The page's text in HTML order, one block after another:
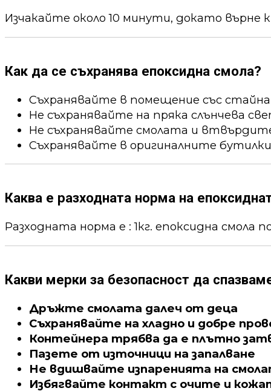
Изчакайте около 10 минути, докато върне
Как да се съхранява епоксидна смола?
Съхранявайте в помещение със
Не съхранявайте на пряка слънчева
Не съхранявайте смолата и
Съхранявайте в оригиналните
Каква е разходната норма на
Разходната норма е : 1кг. епоксидна смола
Какви мерки за безопасност да
Дръжте смолата далеч от деца
Съхранявайте на хладно и добре
Контейнера трябва да е плътно
Пазете от източници на запалване
Не вдишвайте изпаренията на
Избягвайте контакт с очите и